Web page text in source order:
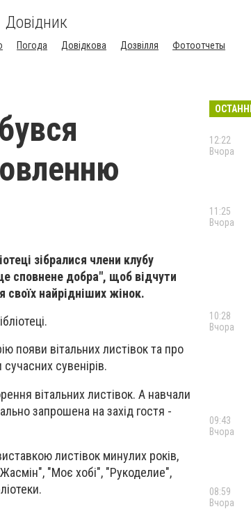
Довідник
Погода Довідкова Дозвілля Фотоотчеты
зібралися члени клубу
сповнене добра", щоб відчути
своїх найрідніших жінок.
появи вітальних листівок та про
сувенірів.
вітальних листівок. А навчали
запрошена на захід гостя -
листівок минулих років,
"Моє хобі", "Рукоделие",
12:22
Вчора
11:25
Вчора
10:28
Вчора
09:43
Вчора
08:59
Вчора